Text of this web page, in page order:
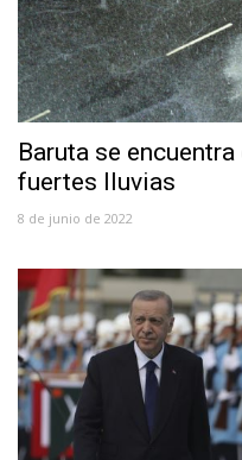
Baruta se
fuertes lluvias
8 de junio de 2022